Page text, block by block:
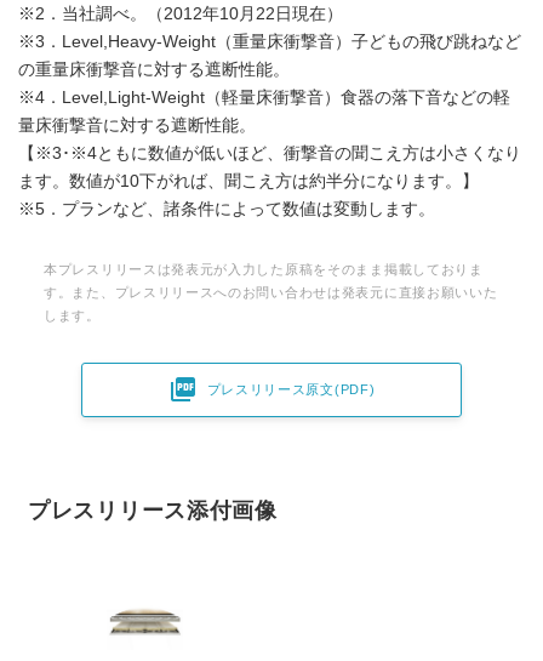
※2．当社調べ。（2012年10月22日現在）
※3．Level,Heavy-Weight（重量床衝撃音）子どもの飛び跳ねなど
の重量床衝撃音に対する遮断性能。
※4．Level,Light-Weight（軽量床衝撃音）食器の落下音などの軽
量床衝撃音に対する遮断性能。
【※3･※4ともに数値が低いほど、衝撃音の聞こえ方は小さくなり
ます。数値が10下がれば、聞こえ方は約半分になります。】
※5．プランなど、諸条件によって数値は変動します。
本プレスリリースは発表元が入力した原稿をそのまま掲載しておりま
す。また、プレスリリースへのお問い合わせは発表元に直接お願いいた
します。
 プレスリリース原文(PDF)
プレスリリース添付画像